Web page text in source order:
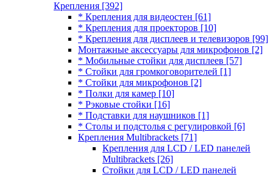
Крепления [392]
* Крепления для видеостен [61]
* Крепления для проекторов [10]
* Крепления для дисплеев и телевизоров [99]
Монтажные аксессуары для микрофонов [2]
* Мобильные стойки для дисплеев [57]
* Стойки для громкоговорителей [1]
* Стойки для микрофонов [2]
* Полки для камер [10]
* Рэковые стойки [16]
* Подставки для наушников [1]
* Столы и подстолья с регулировкой [6]
Крепления Multibrackets [71]
Крепления для LCD / LED панелей
Multibrackets [26]
Стойки для LCD / LED панелей